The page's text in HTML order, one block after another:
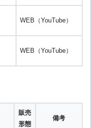
WEB（YouTube）
WEB（YouTube）
販売
形態
備考